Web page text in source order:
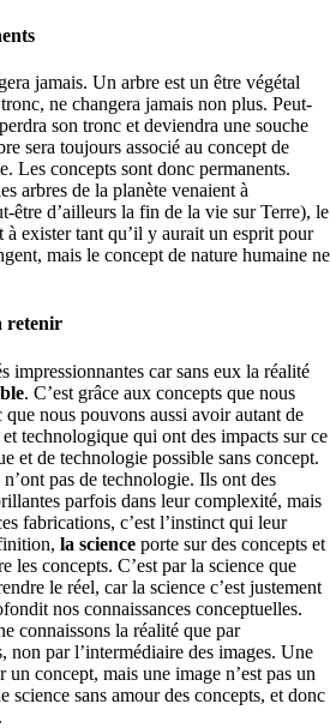
jamais. Un arbre est un être végétal
ne changera jamais non plus. Peut-
son tronc et deviendra une souche
sera toujours associé au concept de
Les concepts sont donc permanents.
arbres de la planète venaient à
être d’ailleurs la fin de la vie sur Terre), le
à exister tant qu’il y aurait un esprit pour
mais le concept de nature humaine ne
retenir
impressionnantes car sans eux la réalité
. C’est grâce aux concepts que nous
nous pouvons aussi avoir autant de
technologique qui ont des impacts sur ce
et de technologie possible sans concept.
pas de technologie. Ils ont des
parfois dans leur complexité, mais
fabrications, c’est l’instinct qui leur
la science porte sur des concepts et
les concepts. C’est par la science que
le réel, car la science c’est justement
nos connaissances conceptuelles.
connaissons la réalité que par
non par l’intermédiaire des images. Une
concept, mais une image n’est pas un
science sans amour des concepts, et donc